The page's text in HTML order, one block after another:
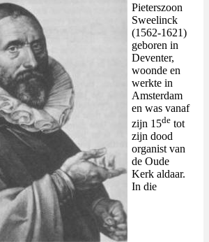
Pieterszoon
Sweelinck
(1562-1621)
geboren in
Deventer,
woonde en
werkte in
Amsterdam
en was vanaf
zijn 15de tot
zijn dood
organist van
de Oude
Kerk aldaar.
In die